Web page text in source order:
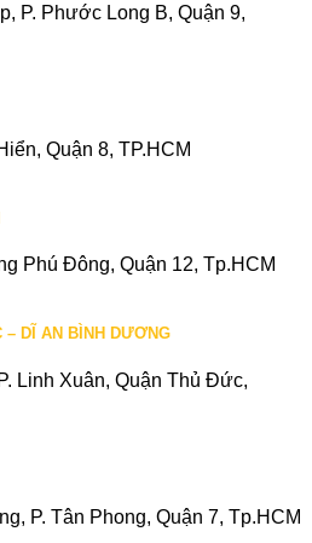
P. Phước Long B, Quận 9,
Quận 8, TP.HCM
Phú Đông, Quận 12, Tp.HCM
– DĨ AN BÌNH DƯƠNG
Linh Xuân, Quận Thủ Đức,
P. Tân Phong, Quận 7, Tp.HCM